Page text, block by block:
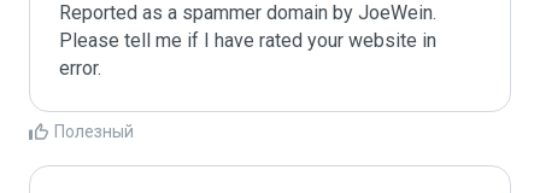
Reported as a spammer domain by JoeWein.
Please tell me if I have rated your website in
error.
Полезный